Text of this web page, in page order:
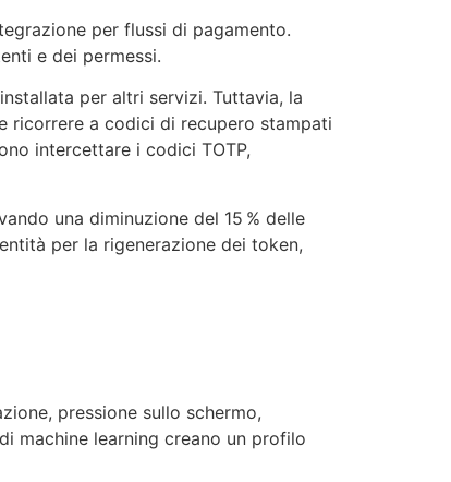
per flussi di pagamento.
e dei permessi.
per altri servizi. Tuttavia, la
ricorrere a codici di recupero stampati
intercettare i codici TOTP,
una diminuzione del 15 % delle
per la rigenerazione dei token,
pressione sullo schermo,
machine learning creano un profilo